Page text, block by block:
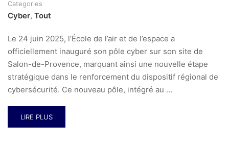
Categories
Cyber, Tout
Le 24 juin 2025, l’École de l’air et de l’espace a
officiellement inauguré son pôle cyber sur son site de
Salon-de-Provence, marquant ainsi une nouvelle étape
stratégique dans le renforcement du dispositif régional de
cybersécurité. Ce nouveau pôle, intégré au …
LIRE PLUS